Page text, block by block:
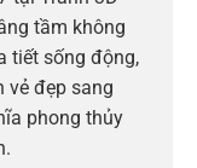
tầm không
tiết sống động,
vẻ đẹp sang
phong thủy